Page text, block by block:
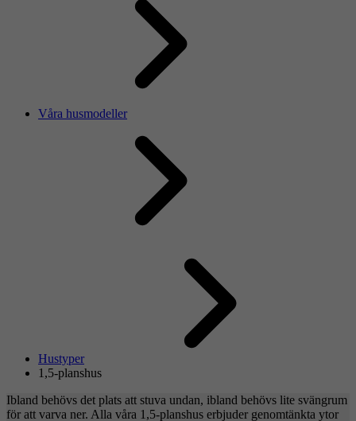
Våra husmodeller
Hustyper
1,5-planshus
Ibland behövs det plats att stuva undan, ibland behövs lite svängrum
för att varva ner. Alla våra 1,5-planshus erbjuder genomtänkta ytor